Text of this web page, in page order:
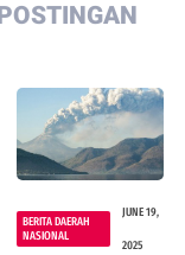
BERITA DAERAH
NASIONAL
JUNE 19,
2025